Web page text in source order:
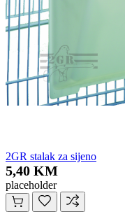
2GR stalak za sijeno
5,40 KM
placeholder